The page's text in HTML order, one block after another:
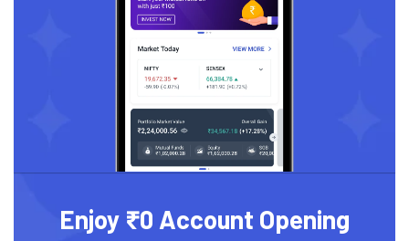
Enjoy ₹0 Account Opening